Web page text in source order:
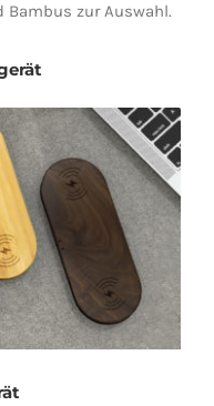
Bambus zur Auswahl.